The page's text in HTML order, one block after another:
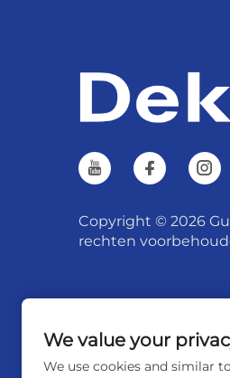
Copyright © 2026
rechten
We value your
We use cookies and similar